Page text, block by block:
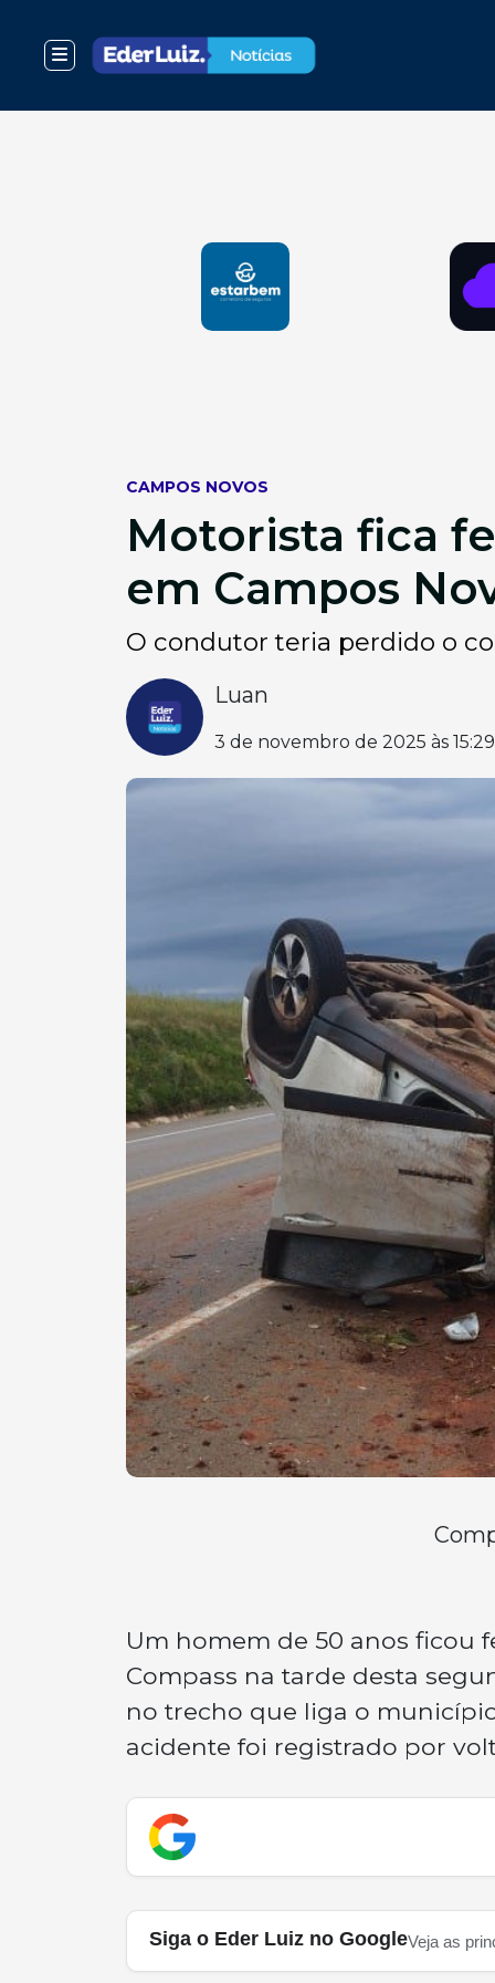
CAMPOS NOVOS
Motorista fica
em Campos
O condutor teria perdido o
Luan
3 de novembro de 2025 às 15:29
Um homem de 50 anos ficou
Compass na tarde desta
no trecho que liga o
acidente foi registrado por
Siga o Eder Luiz no GoogleVeja as